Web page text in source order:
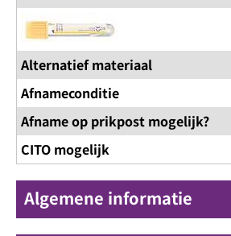
Alternatief materiaal
Afnameconditie
Afname op prikpost mogelijk?
CITO mogelijk
Algemene informatie